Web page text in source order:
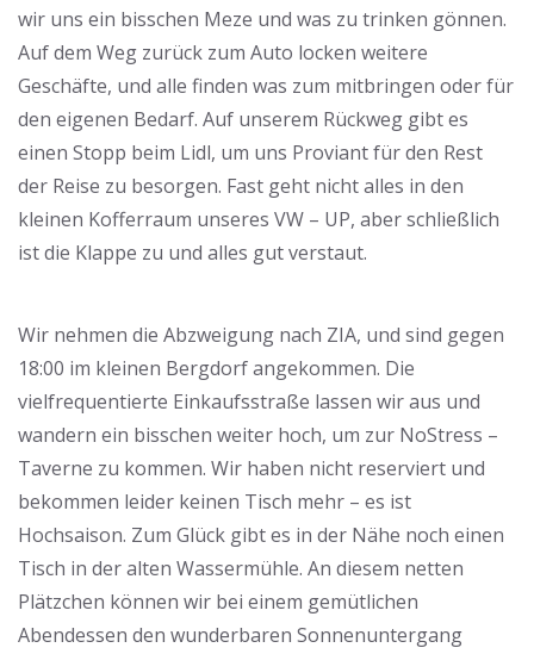
wir uns ein bisschen Meze und was zu trinken gönnen.
Auf dem Weg zurück zum Auto locken weitere
Geschäfte, und alle finden was zum mitbringen oder für
den eigenen Bedarf. Auf unserem Rückweg gibt es
einen Stopp beim Lidl, um uns Proviant für den Rest
der Reise zu besorgen. Fast geht nicht alles in den
kleinen Kofferraum unseres VW – UP, aber schließlich
ist die Klappe zu und alles gut verstaut.
Voll beladen …
Voll beladen …
Wir nehmen die Abzweigung nach ZIA, und sind gegen
18:00 im kleinen Bergdorf angekommen. Die
vielfrequentierte Einkaufsstraße lassen wir aus und
wandern ein bisschen weiter hoch, um zur NoStress –
Taverne zu kommen. Wir haben nicht reserviert und
bekommen leider keinen Tisch mehr – es ist
Hochsaison. Zum Glück gibt es in der Nähe noch einen
Tisch in der alten Wassermühle. An diesem netten
Plätzchen können wir bei einem gemütlichen
Abendessen den wunderbaren Sonnenuntergang